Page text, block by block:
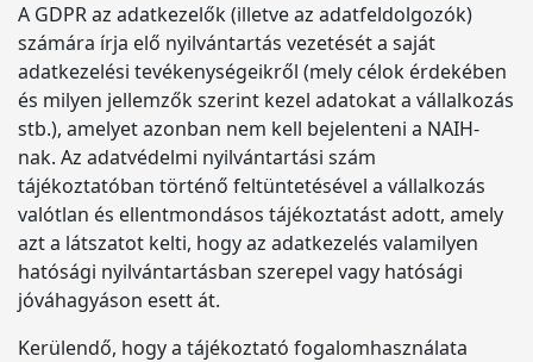
A GDPR az adatkezelők (illetve az adatfeldolgozók)
számára írja elő nyilvántartás vezetését a saját
adatkezelési tevékenységeikről (mely célok érdekében
és milyen jellemzők szerint kezel adatokat a vállalkozás
stb.), amelyet azonban nem kell bejelenteni a NAIH-
nak. Az adatvédelmi nyilvántartási szám
tájékoztatóban történő feltüntetésével a vállalkozás
valótlan és ellentmondásos tájékoztatást adott, amely
azt a látszatot kelti, hogy az adatkezelés valamilyen
hatósági nyilvántartásban szerepel vagy hatósági
jóváhagyáson esett át.
Kerülendő, hogy a tájékoztató fogalomhasználata